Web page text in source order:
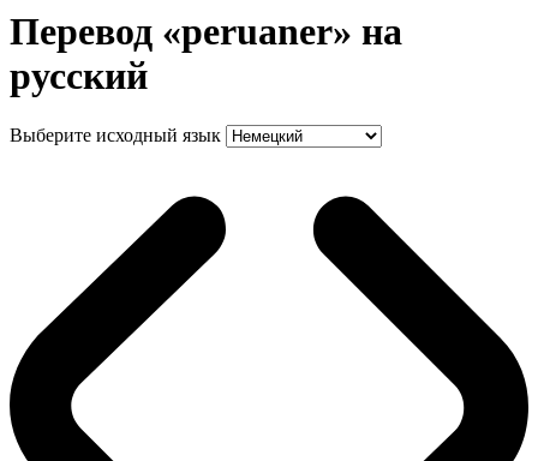
Перевод «peruaner» на
русский
Выберите исходный язык